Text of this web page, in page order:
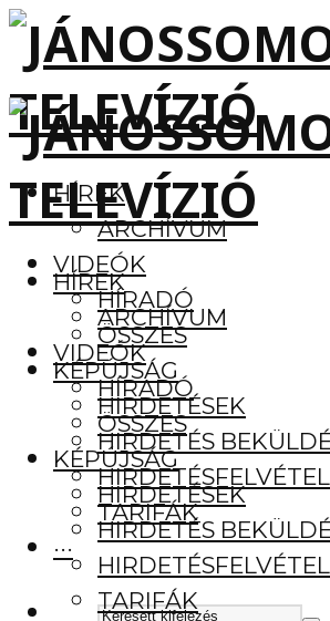
HÍREK
ARCHÍVUM
VIDEÓK
HÍRADÓ
ÖSSZES
KÉPÚJSÁG
HIRDETÉSEK
HIRDETÉS
TARIFÁK
···
HÍREK
ARCHÍVUM
VIDEÓK
HÍRADÓ
ÖSSZES
KÉPÚJSÁG
HIRDETÉSEK
HIRDETÉS
TARIFÁK